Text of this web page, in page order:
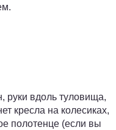
руки вдоль туловища,
кресла на колесиках,
полотенце (если вы